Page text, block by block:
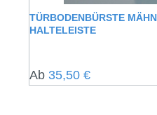
TÜRBODENBÜRSTE
HALTELEISTE
Regulärer Preis:
Ab 35,50 €